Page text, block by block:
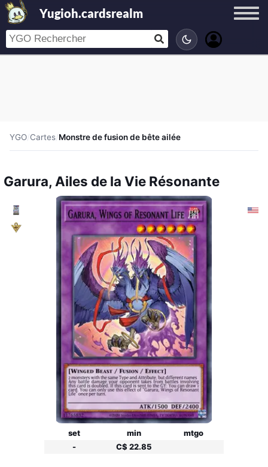
Yugioh.cardsrealm
YGO/Cartes/Monstre de fusion de bête ailée
Garura, Ailes de la Vie Résonante
set min
mtgo
-
C$ 22.85